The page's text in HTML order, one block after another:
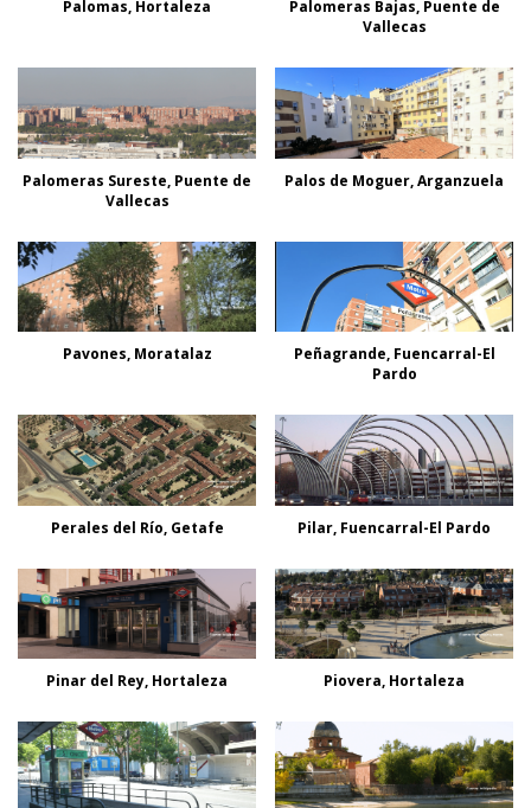
Palomas, Hortaleza
Palomeras Bajas, Puente de
Vallecas
Palomeras Sureste, Puente de
Vallecas
Palos de Moguer, Arganzuela
Pavones, Moratalaz
Peñagrande, Fuencarral-El
Pardo
Perales del Río, Getafe Pilar, Fuencarral-El Pardo
Pinar del Rey, Hortaleza Piovera, Hortaleza